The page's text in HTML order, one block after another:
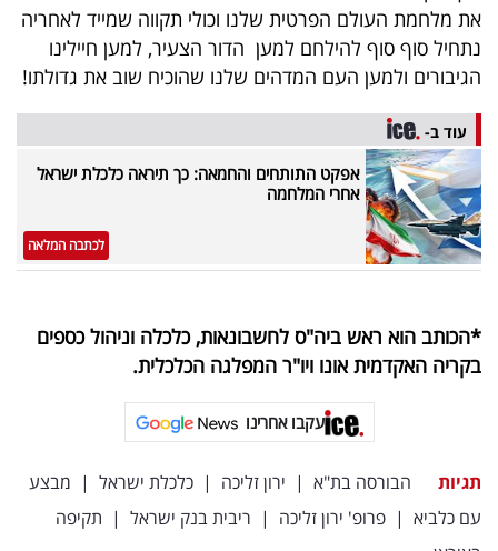
את מלחמת העולם הפרטית שלנו וכולי תקווה שמייד לאחריה
נתחיל סוף סוף להילחם למען הדור הצעיר, למען חיילינו
הגיבורים ולמען העם המדהים שלנו שהוכיח שוב את גדולתו!
עוד ב-
אפקט התותחים והחמאה: כך תיראה כלכלת ישראל
אחרי המלחמה
לכתבה המלאה
*הכותב הוא ראש ביה"ס לחשבונאות, כלכלה וניהול כספים
בקריה האקדמית אונו ויו"ר המפלגה הכלכלית.
עקבו אחרינו
תגיות הבורסה בת"א | ירון זליכה | כלכלת ישראל | מבצע
עם כלביא | פרופ' ירון זליכה | ריבית בנק ישראל | תקיפה